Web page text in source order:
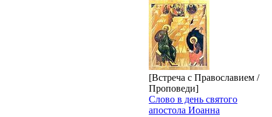
[Встреча с Православием /
Проповеди]
Слово в день святого
апостола Иоанна